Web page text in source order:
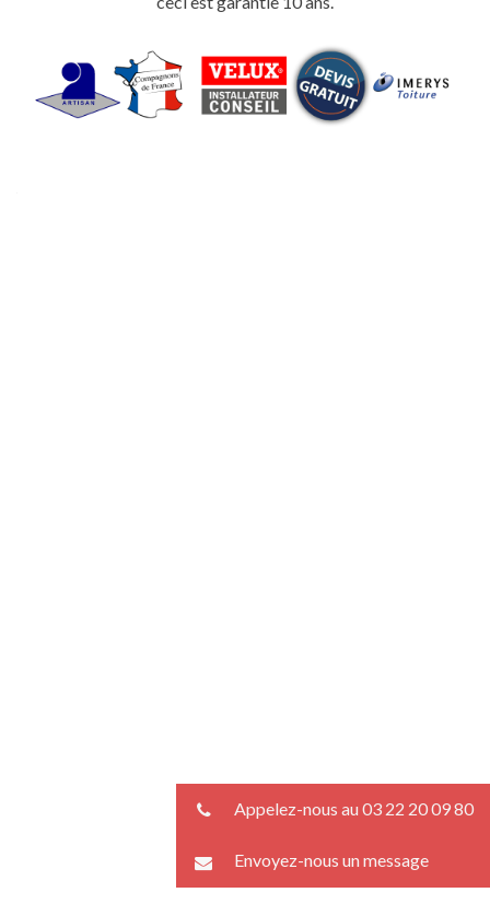
Appelez-nous au 03 22 20 09 80
Envoyez-nous un message